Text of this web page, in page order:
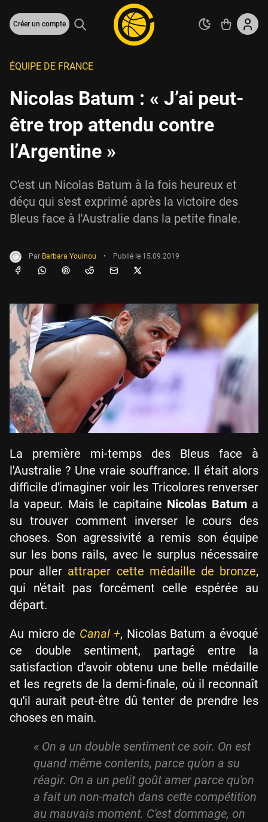
Créer un compte
ÉQUIPE DE FRANCE
Nicolas Batum : « J’ai peut-
être trop attendu contre
l’Argentine »
C'est un Nicolas Batum à la fois heureux et
déçu qui s'est exprimé après la victoire des
Bleus face à l'Australie dans la petite finale.
Par Barbara Youinou • Publié le 15.09.2019
La première mi-temps des Bleus face à
l'Australie ? Une vraie souffrance. Il était alors
difficile d'imaginer voir les Tricolores renverser
la vapeur. Mais le capitaine Nicolas Batuma
su trouver comment inverser le cours des
choses. Son agressivité a remis son équipe
sur les bons rails, avec le surplus nécessaire
pour aller attraper cette médaille de bronze,
qui n'était pas forcément celle espérée au
départ.
Au micro de Canal +, Nicolas Batum a évoqué
ce double sentiment, partagé entre la
satisfaction d'avoir obtenu une belle médaille
et les regrets de la demi-finale, où il reconnaît
qu'il aurait peut-être dû tenter de prendre les
choses en main.
« On a un double sentiment ce soir. On est
quand même contents, parce qu'on a su
réagir. On a un petit goût amer parce qu'on
a fait un non-match dans cette compétition
au mauvais moment. C'est dommage, on